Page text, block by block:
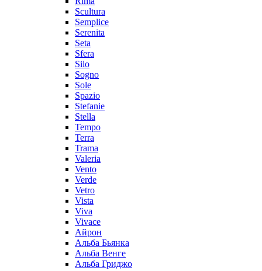
Scultura
Semplice
Serenita
Seta
Sfera
Silo
Sogno
Sole
Spazio
Stefanie
Stella
Tempo
Terra
Trama
Valeria
Vento
Verde
Vetro
Vista
Viva
Vivace
Айрон
Альба Бьянка
Альба Венге
Альба Гриджо